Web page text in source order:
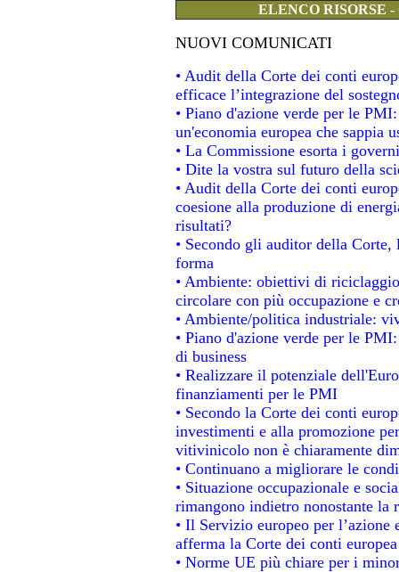
ELENCO RISORSE
NUOVI COMUNICATI
• Audit della Corte dei conti
efficace l’integrazione del
• Piano d'azione verde per le
un'economia europea che sappia
• La Commissione esorta i
• Dite la vostra sul futuro della
• Audit della Corte dei conti
coesione alla produzione di
risultati?
• Secondo gli auditor della Corte,
forma
• Ambiente: obiettivi di
circolare con più occupazione e
• Ambiente/politica industriale:
• Piano d'azione verde per le
di business
• Realizzare il potenziale
finanziamenti per le PMI
• Secondo la Corte dei conti
investimenti e alla promozione
vitivinicolo non è chiaramente
• Continuano a migliorare le
• Situazione occupazionale e
rimangono indietro nonostante la
• Il Servizio europeo per l’azione
afferma la Corte dei conti europea
• Norme UE più chiare per i